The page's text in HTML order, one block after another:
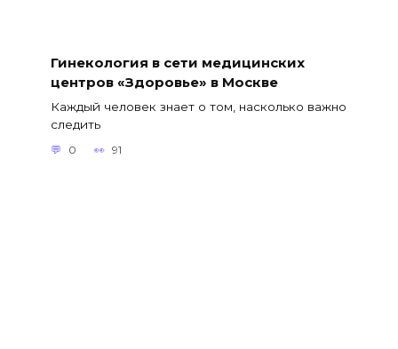
Гинекология в сети медицинских
центров «Здоровье» в Москве
Каждый человек знает о том, насколько важно
следить
0 91